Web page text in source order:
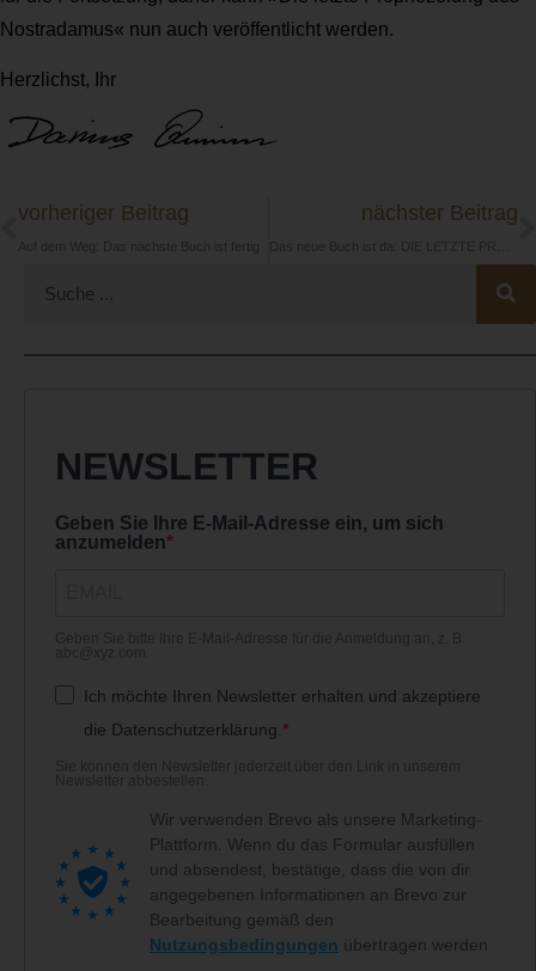
Nostradamus« nun auch veröffentlicht werden.
Herzlichst, Ihr
vorheriger Beitrag nächster Beitrag
NEWSLETTER
Geben Sie Ihre E-Mail-Adresse ein, um sich
anzumelden
Geben Sie bitte Ihre E-Mail-Adresse für die Anmeldung an, z. B.
abc@xyz.com.
Ich möchte Ihren Newsletter erhalten und akzeptiere
die Datenschutzerklärung.
Sie können den Newsletter jederzeit über den Link in unserem
Newsletter abbestellen.
Wir verwenden Brevo als unsere Marketing-
Plattform. Wenn du das Formular ausfüllen
und absendest, bestätige, dass die von dir
angegebenen Informationen an Brevo zur
Bearbeitung gemäß den
Nutzungsbedingungen übertragen werden